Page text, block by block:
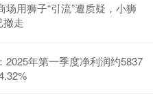
用狮子“引流”遭质疑，小狮
撤走
2025年第一季度净利润约5837